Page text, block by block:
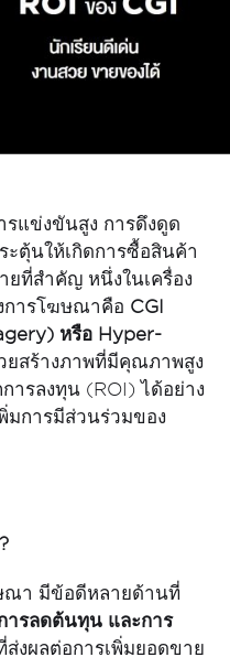
แข่งขันสูง การดึงดูด
ะตุ้นให้เกิดการซื้อสินค้า
ยที่สำคัญ หนึ่งในเครื่อง
การโฆษณาคือ CGI
หรือ Hyper-
ยสร้างภาพที่มีคุณภาพสูง
ารลงทุน (ROI) ได้อย่าง
มการมีส่วนร่วมของ
ณา มีข้อดีหลายด้านที่
ารลดต้นทุน และการ
ส่งผลต่อการเพิ่มยอดขาย